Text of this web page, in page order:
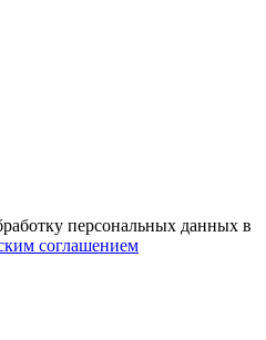
персональных данных в
соглашением